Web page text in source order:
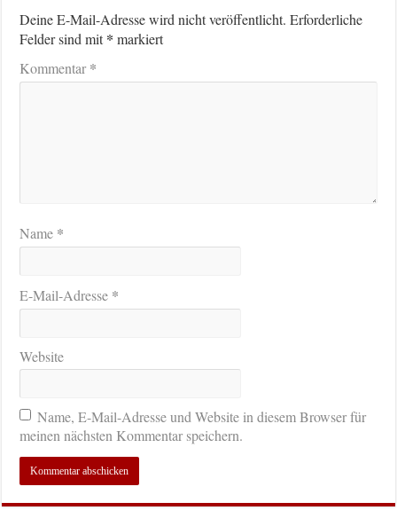
Deine E-Mail-Adresse wird nicht veröffentlicht. Erforderliche
Felder sind mit* markiert
Kommentar*
Name *
E-Mail-Adresse *
Website
Name, E-Mail-Adresse und Website in diesem Browser für
meinen nächsten Kommentar speichern.